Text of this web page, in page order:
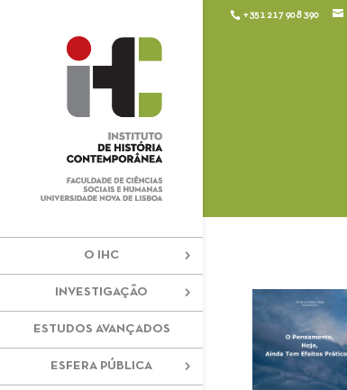
+351 217 908 390
O IHC
INVESTIGAÇÃO
ESTUDOS AVANÇADOS
ESFERA PÚBLICA